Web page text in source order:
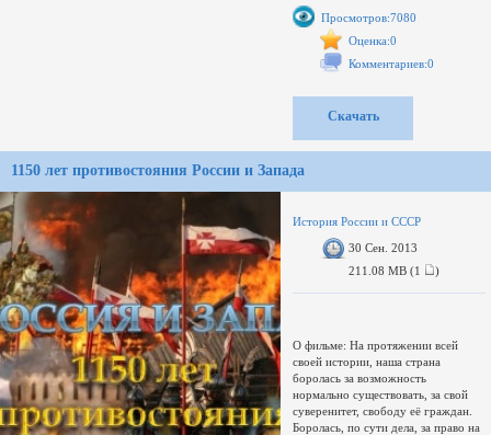
http://i57.fastpic.ru/big/2013/0930/ea/
http://i60.fastpic.ru/big/2013/0930/
Просмотров:7080
Оценка:0
Комментариев:0
Скачать
1150 лет противостояния России и Запада
История России и СССР
30 Сен. 2013
211.08 MB (1
)
О фильме: На протяжении всей
своей истории, наша страна
боролась за возможность
нормально существовать, за свой
суверенитет, свободу её граждан.
Боролась, по сути дела, за право на